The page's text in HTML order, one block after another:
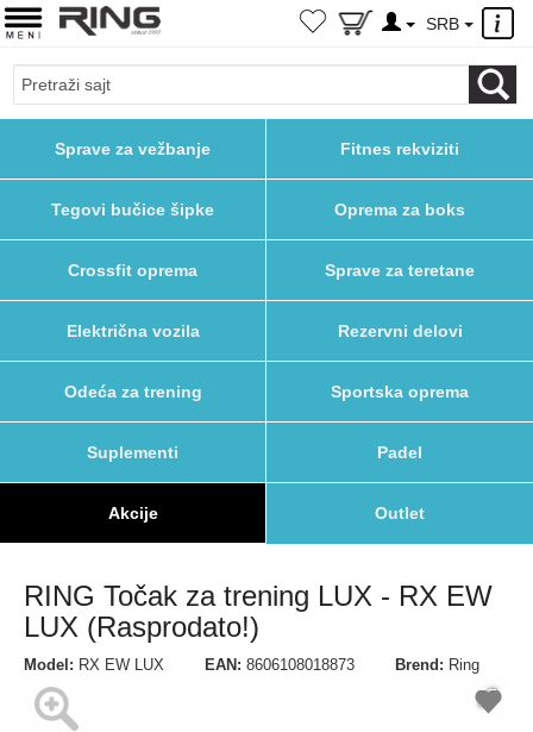
×
SRB
Sprave za vežbanje Fitnes rekviziti
Tegovi bučice šipke Oprema za boks
Crossfit oprema Sprave za teretane
Električna vozila Rezervni delovi
Odeća za trening Sportska oprema
Suplementi Padel
Akcije Outlet
RING Točak za trening LUX - RX EW
LUX (Rasprodato!)
Model: RX EW LUX EAN: 8606108018873 Brend: Ring